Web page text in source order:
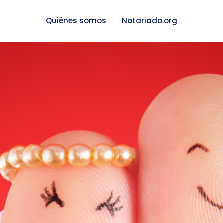
Quiénes somos Notariado.org